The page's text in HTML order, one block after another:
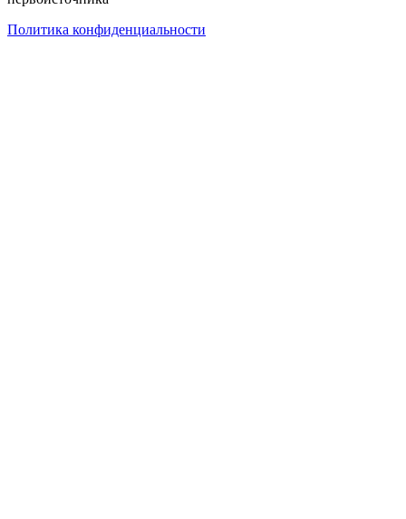
Политика конфиденциальности